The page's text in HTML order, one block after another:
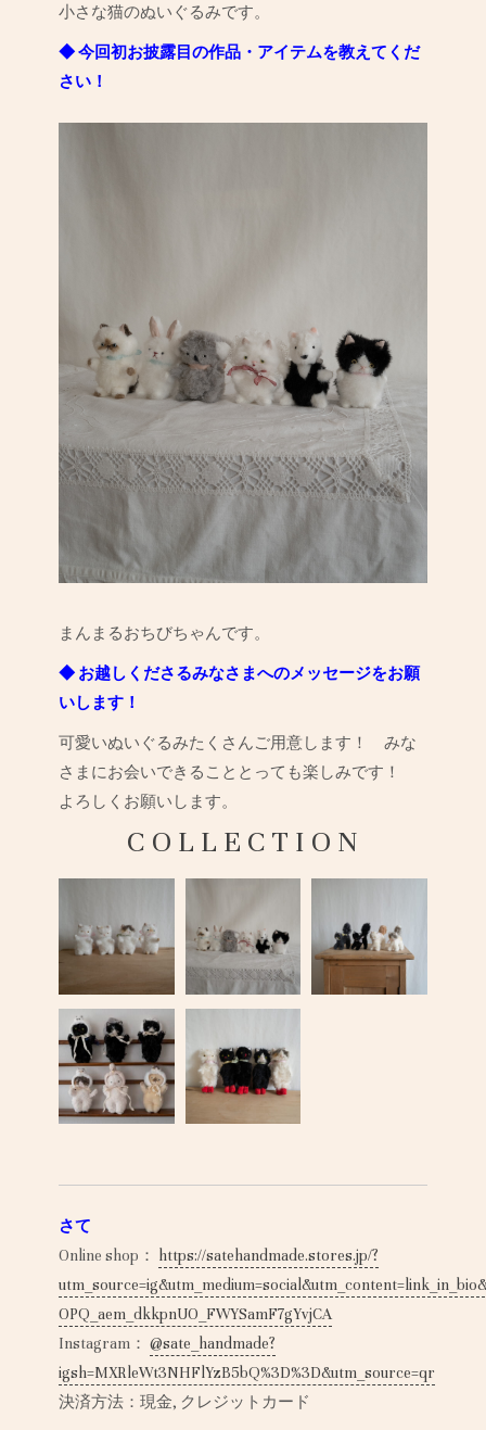
小さな猫のぬいぐるみです。
◆ 今回初お披露目の作品・アイテムを教えてくだ
さい！
まんまるおちびちゃんです。
◆ お越しくださるみなさまへのメッセージをお願
いします！
可愛いぬいぐるみたくさんご用意します！ みな
さまにお会いできることとっても楽しみです！
よろしくお願いします。
C O L L E C T I O N
さて
Online shop： https://satehandmade.stores.jp/?
OPQ_aem_dkkpnUO_FWYSamF7gYvjCA
Instagram：@sate_handmade?
igsh=MXRleWt3NHFlYzB5bQ%3D%3D&utm_source=qr
決済方法：現金, クレジットカード